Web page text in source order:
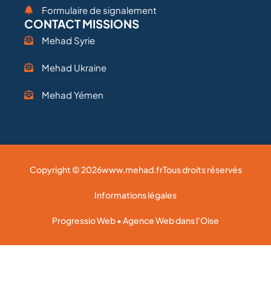
Formulaire de signalement
CONTACT MISSIONS
Mehad Syrie
Mehad Ukraine
Mehad Yémen
Copyright © 2026www.mehad.frTous droits réservés
Informations légales
Progressio Web • Agence Web dans l'Oise